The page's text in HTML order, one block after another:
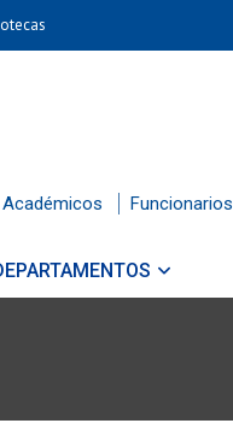
Académicos Funcionarios